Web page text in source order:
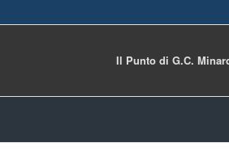
Il Punto di G.C.